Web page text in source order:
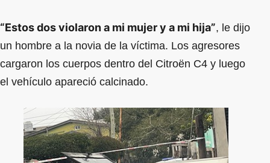
“Estos dos violaron a mi mujer y a mi hija”, le dijo
un hombre a la novia de la víctima. Los agresores
cargaron los cuerpos dentro del Citroën C4 y luego
el vehículo apareció calcinado.